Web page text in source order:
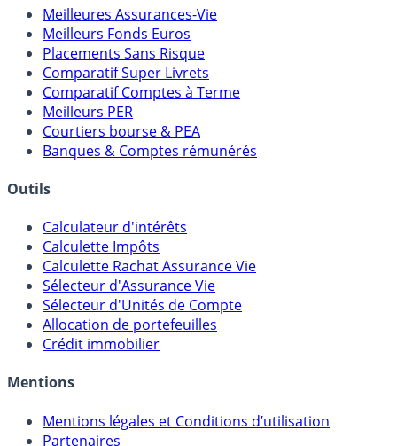
Comparatifs
Meilleures Assurances-Vie
Meilleurs Fonds Euros
Placements Sans Risque
Comparatif Super Livrets
Comparatif Comptes à Terme
Meilleurs PER
Courtiers bourse & PEA
Banques & Comptes rémunérés
Outils
Calculateur d'intérêts
Calculette Impôts
Calculette Rachat Assurance Vie
Sélecteur d'Assurance Vie
Sélecteur d'Unités de Compte
Crédit immobilier
Mentions